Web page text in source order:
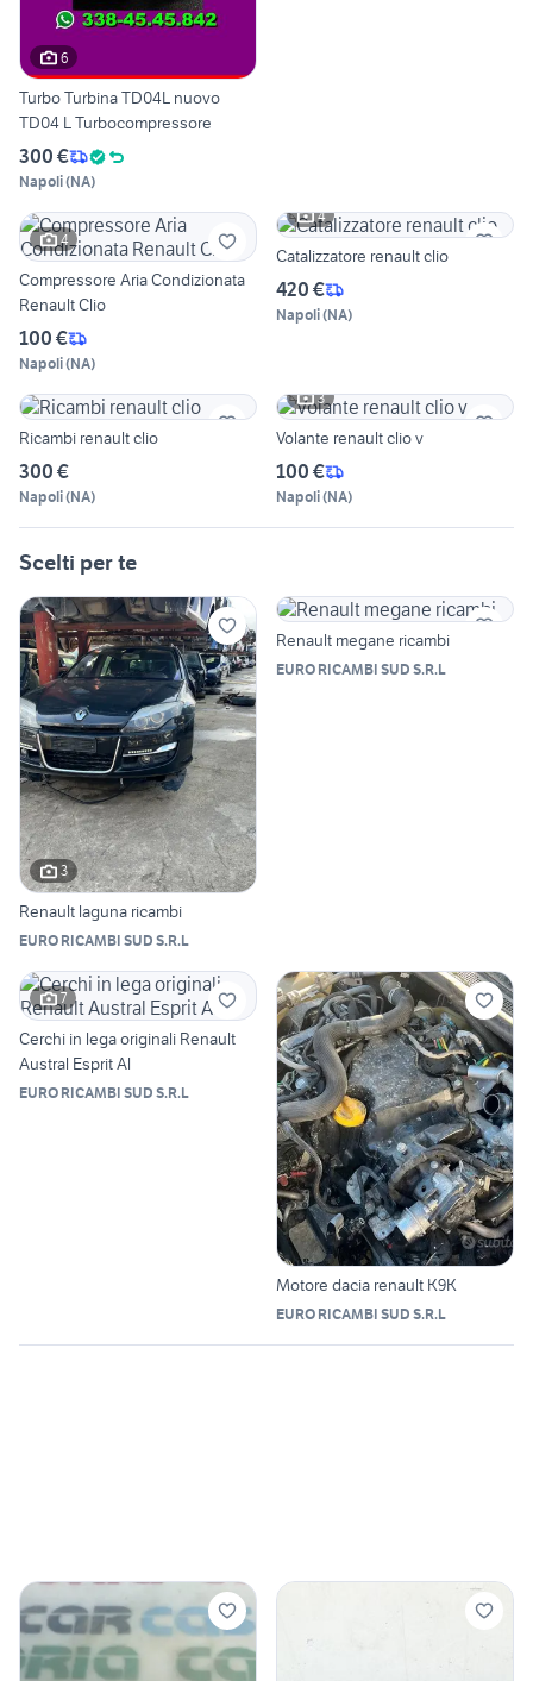
6
Turbo Turbina TD04L nuovo
TD04 L Turbocompressore
300 €
Napoli(NA)
4
Compressore Aria Condizionata
Renault Clio
100 €
Napoli(NA)
4
Catalizzatore renault clio
420 €
Napoli(NA)
Ricambi renault clio
300 €
Napoli(NA)
3
Volante renault clio v
100 €
Napoli(NA)
Scelti per te
3
Renault laguna ricambi
EURO RICAMBI SUD S.R.L
Renault megane ricambi
EURO RICAMBI SUD S.R.L
7
Cerchi in lega originali Renault
Austral Esprit Al
EURO RICAMBI SUD S.R.L
Motore dacia renault K9K
EURO RICAMBI SUD S.R.L